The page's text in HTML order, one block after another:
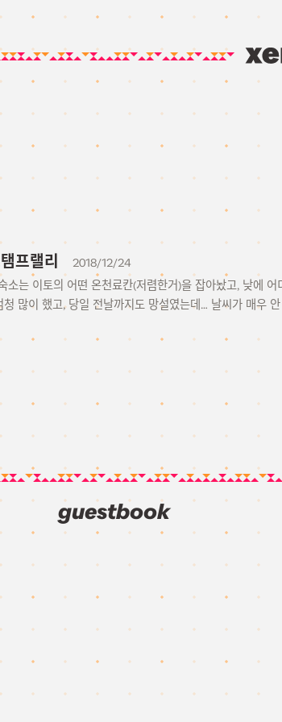
프랠리
2018/12/24
는 이토의 어떤 온천료칸(저렴한거)을 잡아놨고, 낮에 어
많이 했고, 당일 전날까지도 망설였는데… 날씨가 매우
guestbook